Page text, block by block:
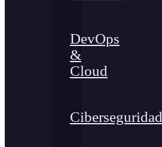
DevOps
&
Cloud
Ciberseguridad